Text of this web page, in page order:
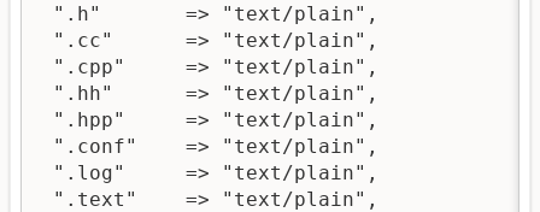
".h"       => "text/plain",
".cc"      => "text/plain",
".cpp"     => "text/plain",
".hh"      => "text/plain",
".hpp"     => "text/plain",
".conf"    => "text/plain",
".log"     => "text/plain",
".text"    => "text/plain",